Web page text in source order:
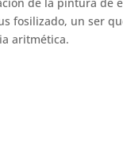
de la pintura de
fosilizado, un ser
aritmética.